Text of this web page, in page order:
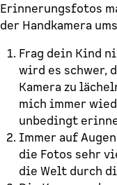
Erinnerungsfotos
der Handkamera
Frag dein Kind
wird es schwer,
Kamera zu
mich immer
unbedingt
Immer auf
die Fotos sehr
die Welt durch